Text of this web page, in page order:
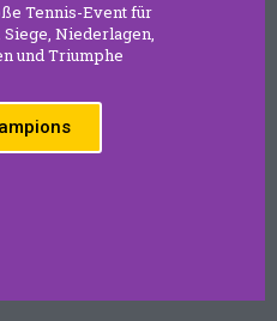
Tennis-Event für
Niederlagen,
und Triumphe